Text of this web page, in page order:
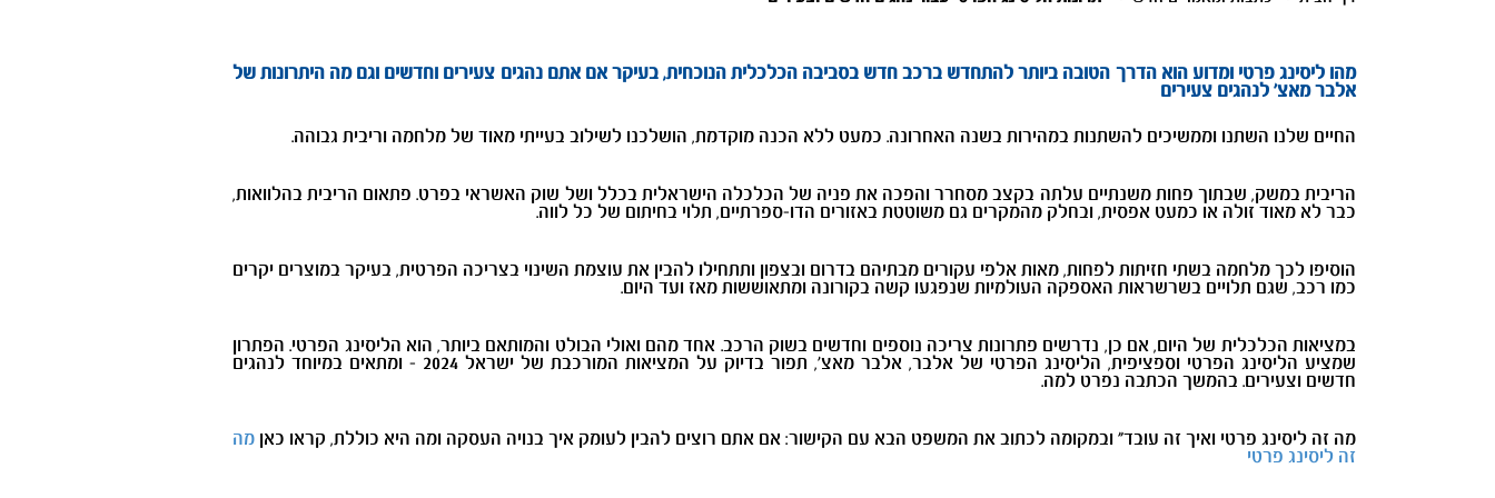
מהו ליסינג פרטי ומדוע הוא הדרך הטובה ביותר להתחדש ברכב חדש בסביבה הכלכלית הנוכחית, בעיקר אם אתם נהגים צעירים וחדשים וגם מה היתרונות של
אלבר מאצ' לנהגים צעירים
החיים שלנו השתנו וממשיכים להשתנות במהירות בשנה האחרונה. כמעט ללא הכנה מוקדמת, הושלכנו לשילוב בעייתי מאוד של מלחמה וריבית גבוהה.
הריבית במשק, שבתוך פחות משנתיים עלתה בקצב מסחרר והפכה את פניה של הכלכלה הישראלית בכלל ושל שוק האשראי בפרט. פתאום הריבית בהלוואות,
כבר לא מאוד זולה או כמעט אפסית, ובחלק מהמקרים גם משוטטת באזורים הדו-ספרתיים, תלוי בחיתום של כל לווה.
הוסיפו לכך מלחמה בשתי חזיתות לפחות, מאות אלפי עקורים מבתיהם בדרום ובצפון ותתחילו להבין את עוצמת השינוי בצריכה הפרטית, בעיקר במוצרים יקרים
כמו רכב, שגם תלויים בשרשראות האספקה העולמיות שנפגעו קשה בקורונה ומתאוששות מאז ועד היום.
במציאות הכלכלית של היום, אם כן, נדרשים פתרונות צריכה נוספים וחדשים בשוק הרכב. אחד מהם ואולי הבולט והמותאם ביותר, הוא הליסינג הפרטי. הפתרון
שמציע הליסינג הפרטי וספציפית, הליסינג הפרטי של אלבר, אלבר מאצ', תפור בדיוק על המציאות המורכבת של ישראל 2024 - ומתאים במיוחד לנהגים
חדשים וצעירים. בהמשך הכתבה נפרט למה.
מה זה ליסינג פרטי ואיך זה עובד" ובמקומה לכתוב את המשפט הבא עם הקישור: אם אתם רוצים להבין לעומק איך בנויה העסקה ומה היא כוללת, קראו כאן מה
זה ליסינג פרטי